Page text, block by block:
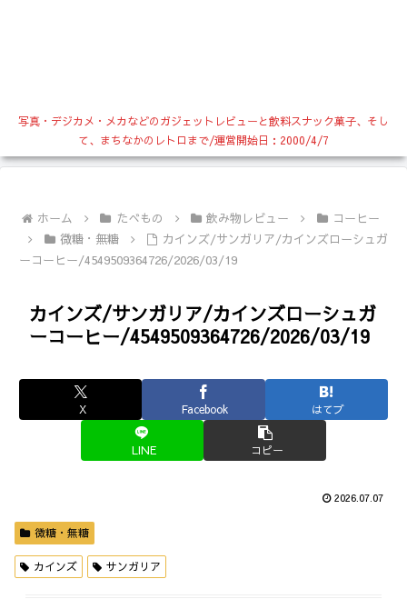
写真・デジカメ・メカなどのガジェットレビューと飲料スナック菓子、そし
て、まちなかのレトロまで/運営開始日：2000/4/7
ホーム たべもの 飲み物レビュー
コーヒー
微糖・無糖
カインズ/サンガリア/カインズローシュガ
ーコーヒー/4549509364726/2026/03/19
カインズ/サンガリア/カインズローシュガ
ーコーヒー/4549509364726/2026/03/19
X Facebook はてブ
LINE コピー
2026.07.07
微糖・無糖
カインズ サンガリア